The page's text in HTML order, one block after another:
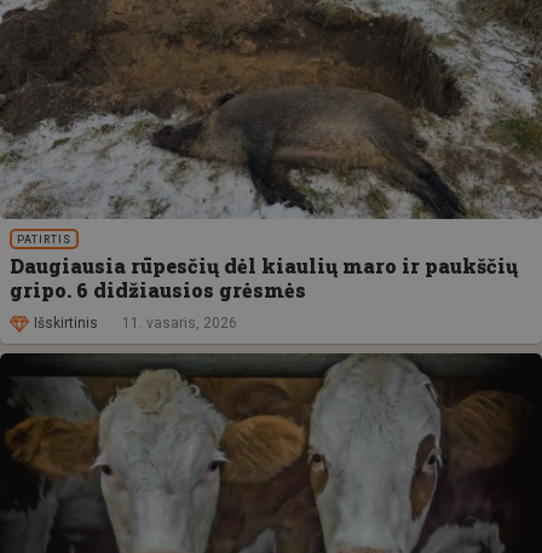
PATIRTIS
Daugiausia rūpesčių dėl kiaulių maro ir paukščių
gripo. 6 didžiausios grėsmės
Išskirtinis 11. vasaris, 2026